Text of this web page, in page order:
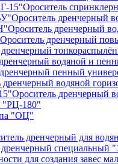
Ороситель
Ороситель дренчерный
Ороситель дренчерный
Ороситель дренчерный
водяной и
пенный
дренчерный водяной
Ороситель дренчерный
"РЦ-180"
"ОЦ"
дренчерный для
дренчерный